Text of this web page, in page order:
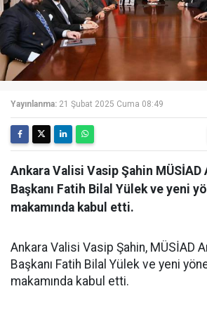
Yayınlanma: 21 Şubat 2025 Cuma 08:49
Ankara Valisi Vasip Şahin MÜSİAD
Başkanı Fatih Bilal Yülek ve yeni
makamında kabul etti.
Ankara Valisi Vasip Şahin, MÜSİAD
Başkanı Fatih Bilal Yülek ve yeni
makamında kabul etti.